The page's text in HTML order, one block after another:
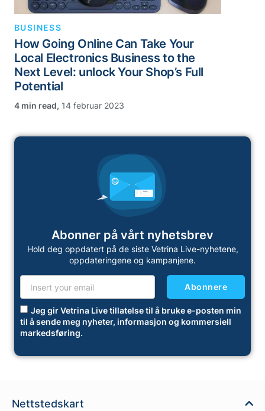
BUSINESS
How Going Online Can Take Your
Local Electronics Business to the
Next Level: unlock Your Shop’s Full
Potential
, 14 februar 2023
Abonner på vårt nyhetsbrev
Hold deg oppdatert på de siste Vetrina Live-nyhetene,
oppdateringene og kampanjene.
Jeg gir Vetrina Live tillatelse til å bruke e-posten min
til å sende meg nyheter, informasjon og kommersiell
markedsføring.
Abonnere
Nettstedskart